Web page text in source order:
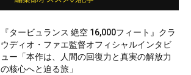
『タービュランス 絶空 16,000フィート』クラ
ウディオ・ファエ監督オフィシャルインタビ
ュー「本作は、人間の回復力と真実の解放力
の核心へと迫る旅」